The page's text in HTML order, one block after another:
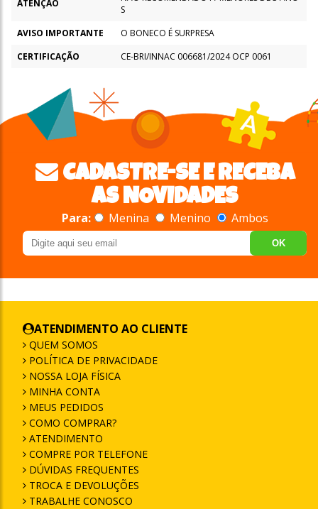
ATENÇÃO
S
AVISO IMPORTANTE
O BONECO É SURPRESA
CERTIFICAÇÃO
CE-BRI/INNAC 006681/2024 OCP 0061
CADASTRE-SE E RECEBA
AS NOVIDADES
Para: Menina Menino Ambos
OK
ATENDIMENTO AO CLIENTE
QUEM SOMOS
POLÍTICA DE PRIVACIDADE
NOSSA LOJA FÍSICA
MINHA CONTA
MEUS PEDIDOS
COMO COMPRAR?
ATENDIMENTO
COMPRE POR TELEFONE
DÚVIDAS FREQUENTES
TROCA E DEVOLUÇÕES
TRABALHE CONOSCO